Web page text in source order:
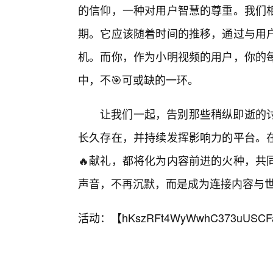
的信仰，一种对用户智慧的尊重。我
期。它应该随着时间的推移，通过与
机。而你，作为小明视频的用户，你
中，不🎯可或缺的一环。
让我们一起，告别那些稍纵即逝的
长久存在，并持续发挥影响力的平台
🔥献礼，都将化为内容前进的火种，
声音，不再沉默，而是成为连接内容与
活动：【